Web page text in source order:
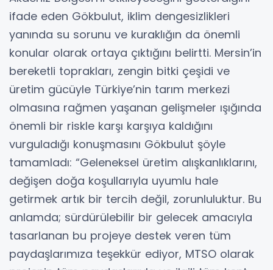
ifade eden Gökbulut, iklim dengesizlikleri
yanında su sorunu ve kuraklığın da önemli
konular olarak ortaya çıktığını belirtti. Mersin’in
bereketli toprakları, zengin bitki çeşidi ve
üretim gücüyle Türkiye’nin tarım merkezi
olmasına rağmen yaşanan gelişmeler ışığında
önemli bir riskle karşı karşıya kaldığını
vurguladığı konuşmasını Gökbulut şöyle
tamamladı: “Geleneksel üretim alışkanlıklarını,
değişen doğa koşullarıyla uyumlu hale
getirmek artık bir tercih değil, zorunluluktur. Bu
anlamda; sürdürülebilir bir gelecek amacıyla
tasarlanan bu projeye destek veren tüm
paydaşlarımıza teşekkür ediyor, MTSO olarak